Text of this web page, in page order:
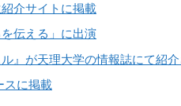
介サイトに掲載
伝える」に出演
ル』が天理大学の情報誌にて紹
スに掲載